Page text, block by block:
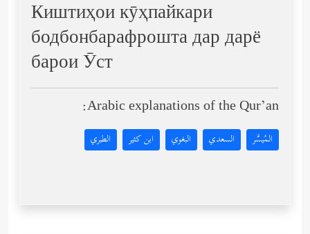
Киштиҳои кӯҳпайкари
бодбонбарафрошта дар дарё
барои Ӯст
Arabic explanations of the Qur’an:
المُيسَّر السعدي البغوي ابن كثير الطبري